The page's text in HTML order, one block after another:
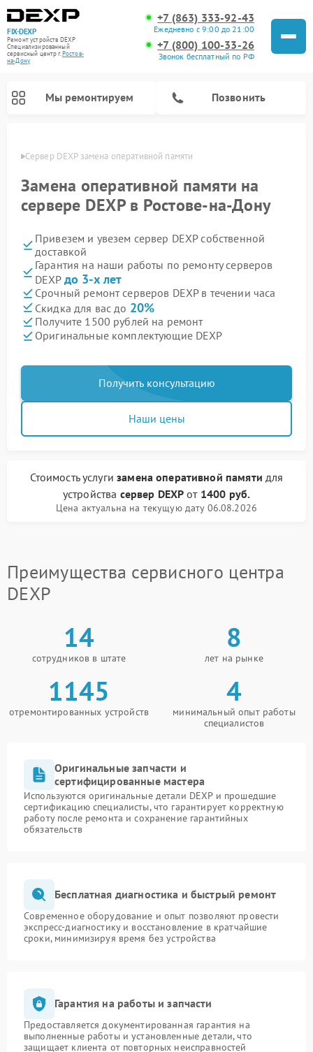
FIX-DEXP
Ремонт устройств DEXP
Специализированный
cервисный центр г.Ростов-
на-Дону
+7 (863) 333-92-43
Ежедневно с 9:00 до 21:00
+7 (800) 100-33-26
Звонок бесплатный по РФ
Мы ремонтируем Позвонить
Сервер DEXP замена оперативной памяти
Замена оперативной памяти на
сервере DEXP в Ростове-на-Дону
Привезем и увезем сервер DEXP собственной
доставкой
Гарантия на наши работы по ремонту серверов
DEXP до 3-х лет
Срочный ремонт серверов DEXP в течении часа
Скидка для вас до 20%
Получите 1500 рублей на ремонт
Оригинальные комплектующие DEXP
Получить консультацию
Наши цены
Стоимость услугизамена оперативной памяти для
устройства сервер DEXP от 1400 руб.
Цена актуальна на текущую дату 06.08.2026
Преимущества сервисного центра
DEXP
14
сотрудников в штате
8
лет на рынке
1145
отремонтированных устройств
4
минимальный опыт работы
специалистов
Оригинальные запчасти и
сертифицированные мастера
Используются оригинальные детали DEXP и прошедшие
сертификацию специалисты, что гарантирует корректную
работу после ремонта и сохранение гарантийных
обязательств
Бесплатная диагностика и быстрый ремонт
Современное оборудование и опыт позволяют провести
экспресс-диагностику и восстановление в кратчайшие
сроки, минимизируя время без устройства
Гарантия на работы и запчасти
Предоставляется документированная гарантия на
выполненные работы и установленные детали, что
защищает клиента от повторных неисправностей